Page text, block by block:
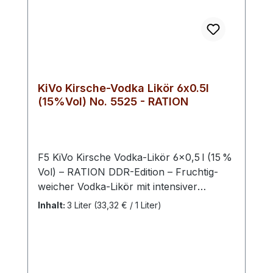
KiVo Kirsche-Vodka Likör 6x0.5l
(15%Vol) No. 5525 - RATION
F5 KiVo Kirsche Vodka-Likör 6×0,5 l (15 %
Vol) – RATION DDR-Edition – Fruchtig-
weicher Vodka-Likör mit intensiver
Kirschnote. Das praktische 6er-Set mit
Inhalt: 3 Liter (33,32 € / 1 Liter)